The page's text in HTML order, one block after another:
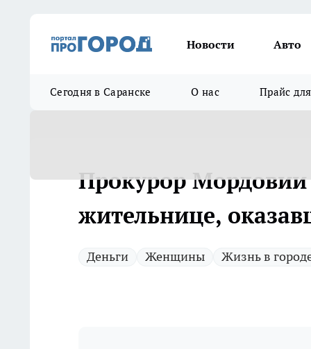
Новости Авто
Сегодня в Саранске О нас Прайс
Прокурор
жительнице,
Деньги Женщины Жизнь в